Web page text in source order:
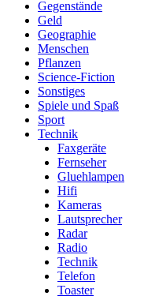
Gegenstände
Geld
Geographie
Menschen
Pflanzen
Science-Fiction
Sonstiges
Spiele und Spaß
Sport
Technik
Faxgeräte
Fernseher
Gluehlampen
Hifi
Kameras
Lautsprecher
Radar
Radio
Technik
Telefon
Toaster